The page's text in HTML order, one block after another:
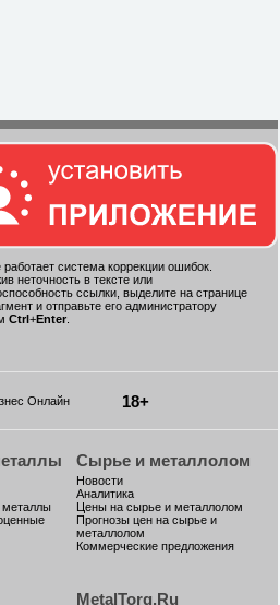
работает система коррекции ошибок.
неточность в тексте или
ссылки, выделите на странице
и отправьте его администратору
Ctrl +Enter.
Онлайн 18+
металлы
Сырье и металлолом
Новости
Аналитика
Цены на сырье и металлолом
Прогнозы цен на сырье и
металлолом
Коммерческие предложения
MetalTorg.Ru